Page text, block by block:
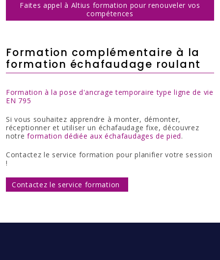
Faites appel à Altius formation pour renouveler vos
compétences
Formation complémentaire à la
formation échafaudage roulant
Formation à la pose d'ancrage temporaire type ligne de vie
EN 795
Si vous souhaitez apprendre à monter, démonter,
réceptionner et utiliser un échafaudage fixe, découvrez
notreformation dédiée aux échafaudages de pied.
Contactez le service formation pour planifier votre session
!
Contactez le service formation